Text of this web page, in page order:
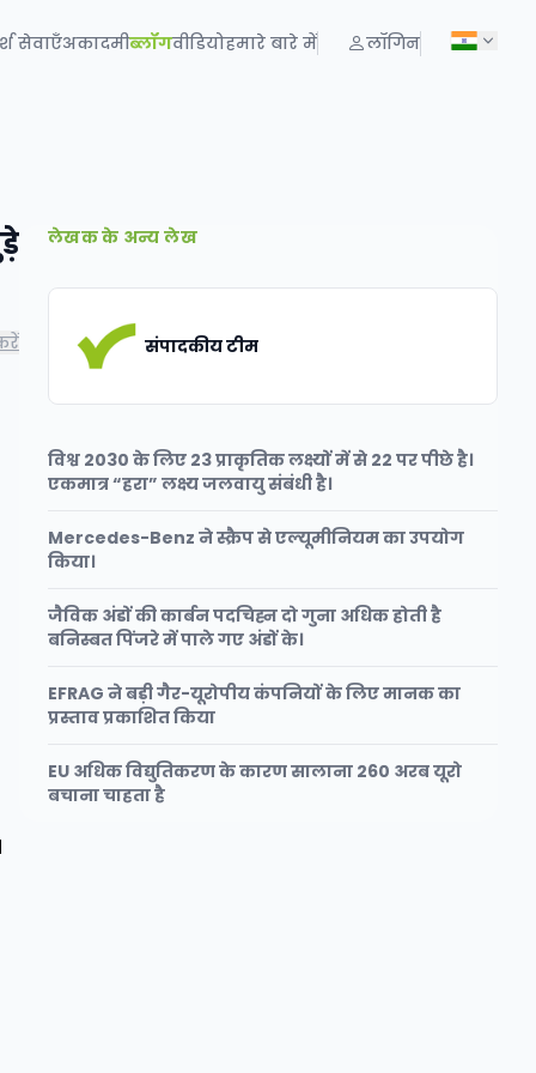
सेवाएँअकादमीब्लॉगवीडियोहमारे बारे में लॉगिन
लेखक के अन्य लेख
संपादकीय टीम
विश्व 2030 के लिए 23 प्राकृतिक लक्ष्यों में से 22 पर पीछे है।
एकमात्र “हरा” लक्ष्य जलवायु संबंधी है।
Mercedes-Benz ने स्क्रैप से एल्यूमीनियम का उपयोग
किया।
जैविक अंडों की कार्बन पदचिह्न दो गुना अधिक होती है
बनिस्बत पिंजरे में पाले गए अंडों के।
EFRAG ने बड़ी गैर-यूरोपीय कंपनियों के लिए मानक का
प्रस्ताव प्रकाशित किया
EU अधिक विद्युतिकरण के कारण सालाना 260 अरब यूरो
बचाना चाहता है